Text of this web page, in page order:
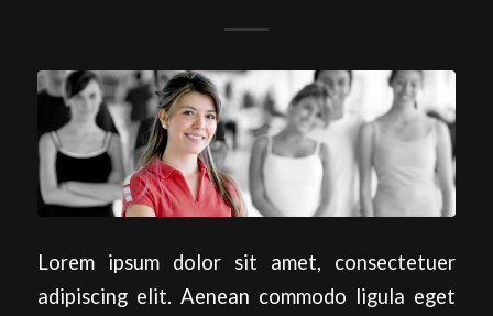
Lorem ipsum dolor sit amet, consectetuer
adipiscing elit. Aenean commodo ligula eget